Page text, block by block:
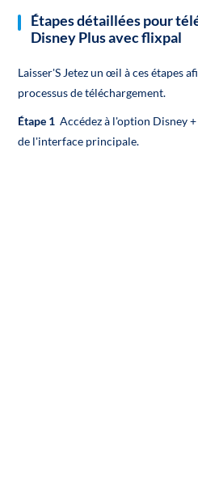
Étapes détaillées pour
Disney Plus avec flixpal
Laisser'S Jetez un œil à ces étapes
processus de téléchargement.
Étape 1Accédez à l'option Disney
de l'interface principale.